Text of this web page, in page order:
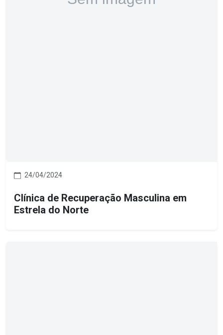
24/04/2024
Clínica de Recuperação Masculina em
Estrela do Norte